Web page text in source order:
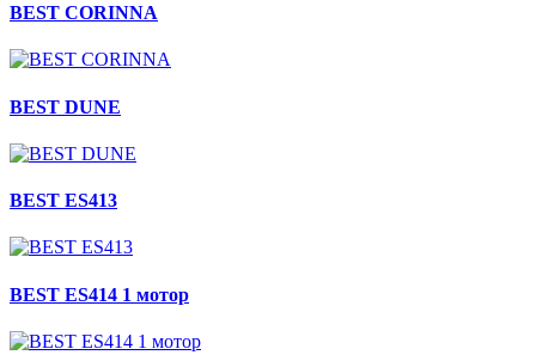
BEST CORINNA
BEST DUNE
BEST ES413
BEST ES414 1 мотор